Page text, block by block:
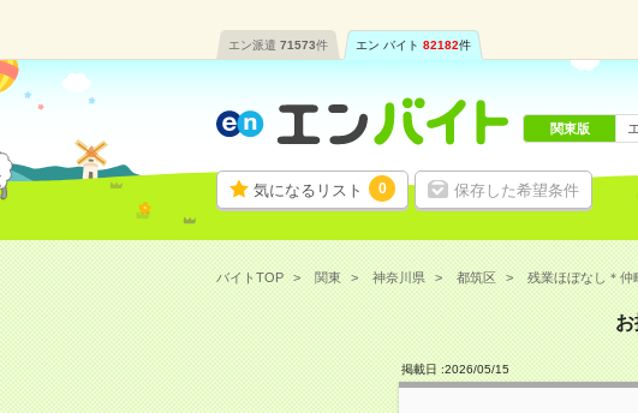
エン派遣 71573件 エン バイト 82182件
気になるリスト 0 保存した希望条件
関東版
バイトTOP 関東 神奈川県 都筑区 残業ほぼなし＊仲
お
掲載日 :2026/05/15